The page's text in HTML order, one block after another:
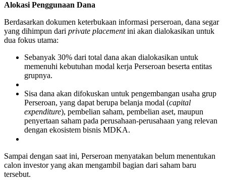
Alokasi Penggunaan Dana
Berdasarkan dokumen keterbukaan informasi perseroan, dana segar
yang dihimpun dari private placementini akan dialokasikan untuk
dua fokus utama:
Sebanyak 30% dari total dana akan dialokasikan untuk
memenuhi kebutuhan modal kerja Perseroan beserta entitas
grupnya.
Sisa dana akan difokuskan untuk pengembangan usaha grup
Perseroan, yang dapat berupa belanja modal (capital
expenditure), pembelian saham, pembelian aset, maupun
penyertaan saham pada perusahaan-perusahaan yang relevan
dengan ekosistem bisnis MDKA.
Sampai dengan saat ini, Perseroan menyatakan belum menentukan
calon investor yang akan mengambil bagian dari saham baru
tersebut.